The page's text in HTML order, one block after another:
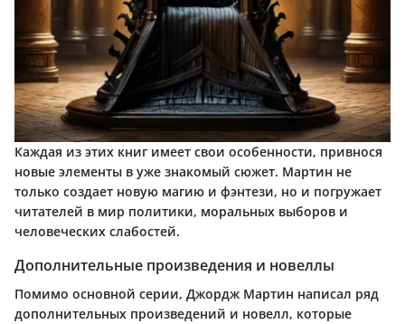
Каждая из этих книг имеет свои особенности, привнося
новые элементы в уже знакомый сюжет. Мартин не
только создает новую магию и фэнтези, но и погружает
читателей в мир политики, моральных выборов и
человеческих слабостей.
Дополнительные произведения и новеллы
Помимо основной серии, Джордж Мартин написал ряд
дополнительных произведений и новелл, которые